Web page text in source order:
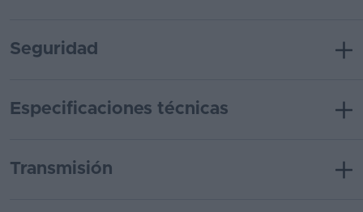
Seguridad
Especificaciones técnicas
Transmisión